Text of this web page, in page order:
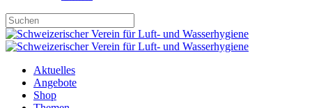
Aktuelles
Angebote
Shop